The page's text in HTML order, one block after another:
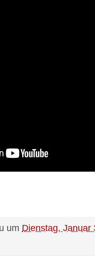
um Dienstag, Januar